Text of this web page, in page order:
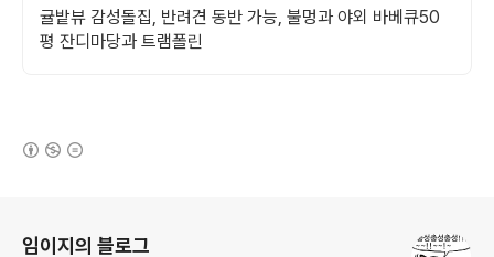
귤밭뷰 감성돌집, 반려견 동반 가능, 불멍과 야외 바베큐50
평 잔디마당과 트램폴린
임이지의 블로그